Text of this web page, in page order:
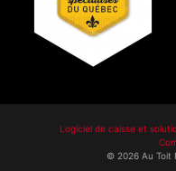
Logiciel de caisse et
© 2026 Au Toit